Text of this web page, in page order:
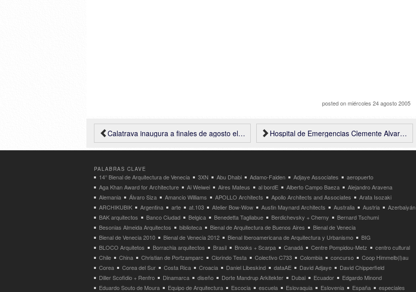
posted onmiércoles 24 agosto 2005
Hospital de Emergencias Clemente Alvarez (HECA), Rosario (Argentina), Mario Corea Aiello
Calatrava inaugura a finales de agosto el rascacielos ‘Turning Torso’ en Malmö (Suecia)
PALABRAS CLAVE
14° Bienal de Arquitectura de Venecia 3XN Abu Dhabi Adamo-Faiden Adjaye Associates
aeropuerto
Aga Khan Award for Architecture
Ai Weiwei Aires Mateus al bordE Alberto Campo Baeza
Alejandro Aravena
Alemania
Álvaro Siza Amancio Williams APOLLO Architects Apollo Architects and Associates
Arata Isozaki
ARCHIKUBIK
Argentina arte at.103 Atelier Bow-Wow Austin Maynard Architects Australia Austria
Azerbaiyán
BAK arquitectos
Banco Ciudad Belgica Benedetta Tagliabue Berdichevsky + Cherny
Bernard Tschumi
Besonias Almeida Arquitectos
biblioteca Bienal de Arquitectura de Buenos Aires
Bienal de Venecia
Bienal de Venecia 2010
Bienal de Venecia 2012 Bienal Iberoamericana de Arquitectura y Urbanismo
BIG
BLOCO Arquitetos
Borrachia arquitectos Brasil Brooks + Scarpa Canadá Centre Pompidou-Metz
centro cultural
Chile
China Christian de Portzamparc Clorindo Testa Colectivo C733 Colombia concurso
Coop Himmelb(l)au
Corea
Corea del Sur Costa Rica Croacia Daniel Libeskind dataAE David Adjaye
David Chipperfield
Diller Scofidio + Renfro
Dinamarca diseño Dorte Mandrup Arkitekter Dubai Ecuador
Edgardo Minond
Eduardo Souto de Moura
Equipo de Arquitectura Escocia escuela Eslovaquia Eslovenia España
especiales